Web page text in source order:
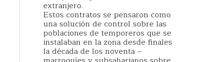
extranjero.
Estos contratos se pensaron como
una solución de control sobre las
poblaciones de temporeros que se
instalaban en la zona desde finales
la década de los noventa –